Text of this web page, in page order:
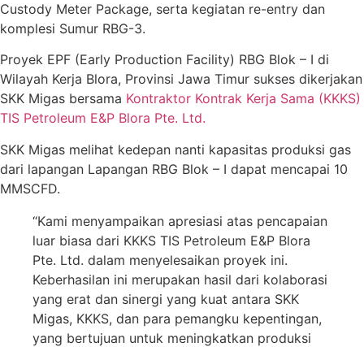
Custody Meter Package, serta kegiatan re-entry dan
komplesi Sumur RBG-3.
Proyek EPF (Early Production Facility) RBG Blok – I di
Wilayah Kerja Blora, Provinsi Jawa Timur sukses dikerjakan
SKK Migas bersama Kontraktor Kontrak Kerja Sama (KKKS)
TIS Petroleum E&P Blora Pte. Ltd.
SKK Migas melihat kedepan nanti kapasitas produksi gas
dari lapangan Lapangan RBG Blok – I dapat mencapai 10
MMSCFD.
“Kami menyampaikan apresiasi atas pencapaian
luar biasa dari KKKS TIS Petroleum E&P Blora
Pte. Ltd. dalam menyelesaikan proyek ini.
Keberhasilan ini merupakan hasil dari kolaborasi
yang erat dan sinergi yang kuat antara SKK
Migas, KKKS, dan para pemangku kepentingan,
yang bertujuan untuk meningkatkan produksi